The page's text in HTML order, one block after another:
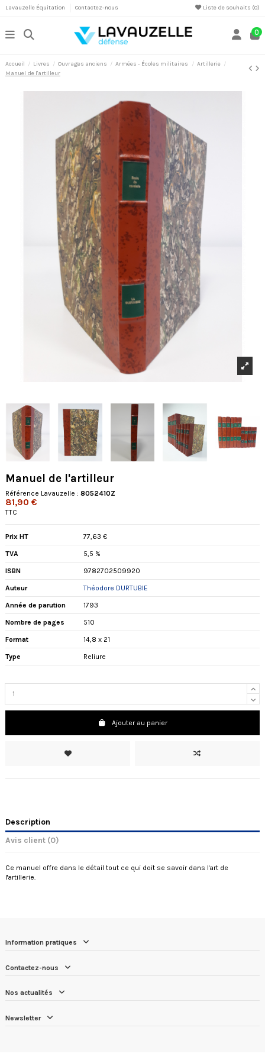
Lavauzelle Équitation Contactez-nous Liste de souhaits (0)
0
Accueil Livres Ouvrages anciens Armées - Écoles militaires
Artillerie
Manuel de l'artilleur
Manuel de l'artilleur
Référence Lavauzelle : 8052410Z
81,90 €
TTC
Prix HT 77,63 €
TVA 5,5 %
ISBN 9782702509920
Auteur Théodore DURTUBIE
Année de parution 1793
Nombre de pages 510
Format 14,8 x 21
Type Reliure
Ajouter au panier
Description
Avis client (0)
Ce manuel offre dans le détail tout ce qui doit se savoir dans l'art de
l'artillerie.
Information pratiques
Contactez-nous
Nos actualités
Newsletter